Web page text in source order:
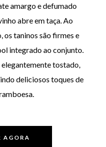
amargo e defumado
abre em taça. Ao
os taninos são firmes e
integrado ao conjunto.
tostado,
deliciosos toques de
AGORA